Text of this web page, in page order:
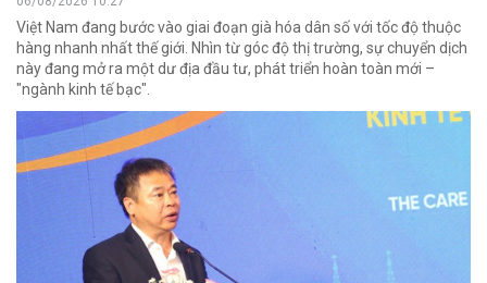
Việt Nam đang bước vào giai đoạn già hóa dân số với tốc độ thuộc
hàng nhanh nhất thế giới. Nhìn từ góc độ thị trường, sự chuyển dịch
này đang mở ra một dư địa đầu tư, phát triển hoàn toàn mới –
"ngành kinh tế bạc".